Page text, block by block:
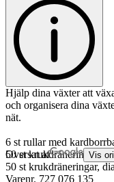
Hjälp dina växter att
och organisera dina
nät.
6 st rullar med
50 st krukdräneringar,
50 st krukdräneringar,
Oversat af Vis
Varenr. 727 076 135